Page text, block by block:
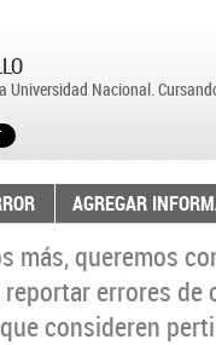
Universidad Nacional.
AGREGAR
más, queremos
errores
consideren